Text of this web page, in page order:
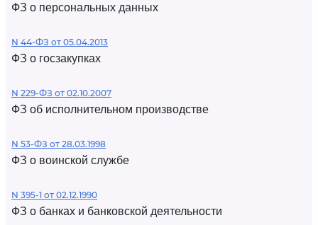
ФЗ о персональных данных
N 44-ФЗ от 05.04.2013
ФЗ о госзакупках
N 229-ФЗ от 02.10.2007
ФЗ об исполнительном производстве
N 53-ФЗ от 28.03.1998
ФЗ о воинской службе
N 395-1 от 02.12.1990
ФЗ о банках и банковской деятельности